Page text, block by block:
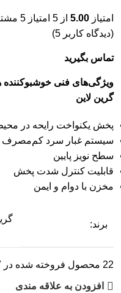
امتیاز 5.00 از 5 امتیاز 5
(دیدگاه کاربر 5
)
تماس بگیرید
گرین لاین
پخش یکنواخت رایحه در
سیستم غبار سرد کم‌مصرف
سطح نویز پایین
قابلیت کنترل شدت پخش
مخزن با دوام و ایمن
برند:
22 محصول فروخته شده در 7 روز
افزودن به علاقه مندی